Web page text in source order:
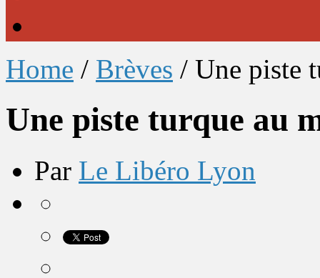
Home / Brèves / Une piste
Une piste turque au
Par Le Libéro Lyon